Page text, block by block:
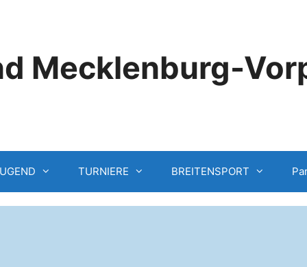
Mecklenburg-
TURNIERE BREITENSPORT